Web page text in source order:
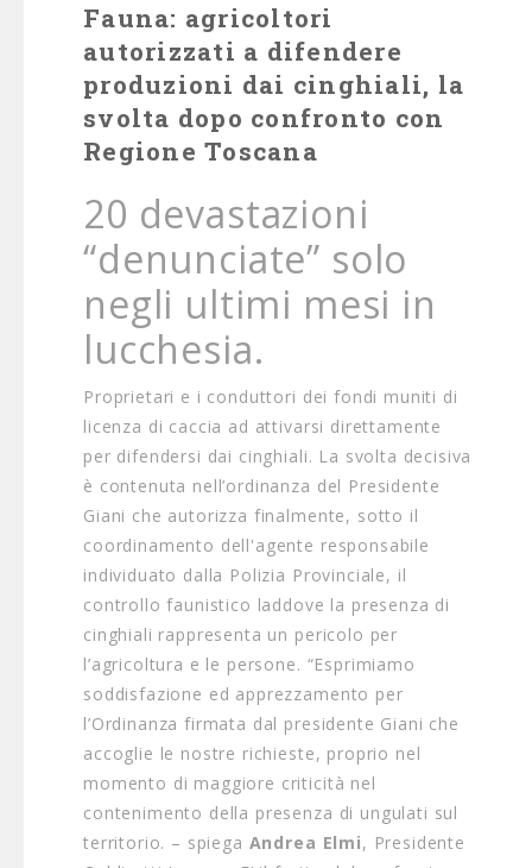
Fauna: agricoltori
autorizzati a difendere
produzioni dai cinghiali, la
svolta dopo confronto con
Regione Toscana
20 devastazioni
“denunciate” solo
negli ultimi mesi in
lucchesia.
Proprietari e i conduttori dei fondi muniti di
licenza di caccia ad attivarsi direttamente
per difendersi dai cinghiali. La svolta decisiva
è contenuta nell’ordinanza del Presidente
Giani che autorizza finalmente, sotto il
coordinamento dell'agente responsabile
individuato dalla Polizia Provinciale, il
controllo faunistico laddove la presenza di
cinghiali rappresenta un pericolo per
l’agricoltura e le persone. “Esprimiamo
soddisfazione ed apprezzamento per
l’Ordinanza firmata dal presidente Giani che
accoglie le nostre richieste, proprio nel
momento di maggiore criticità nel
contenimento della presenza di ungulati sul
territorio. – spiega Andrea Elmi, Presidente